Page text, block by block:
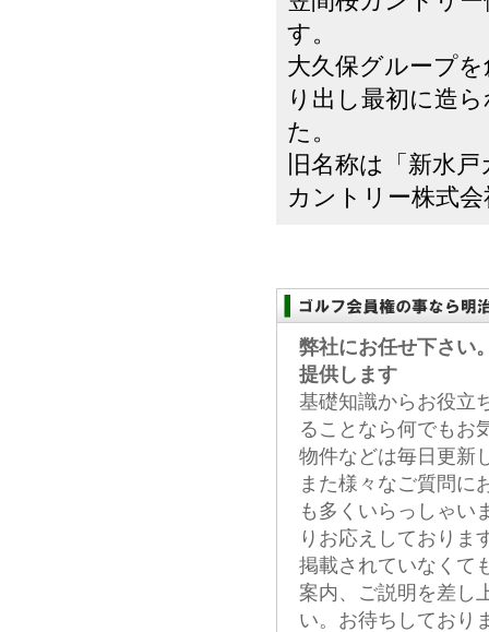
す。
大久保グループ
り出し最初に造
た。
旧名称は「新水
カントリー株式
弊社にお任せ下さい
提供します
基礎知識からお役立
ることなら何でもお
物件などは毎日更新
また様々なご質問に
も多くいらっしゃい
りお応えしておりま
掲載されていなくて
案内、ご説明を差し
い。お待ちしており